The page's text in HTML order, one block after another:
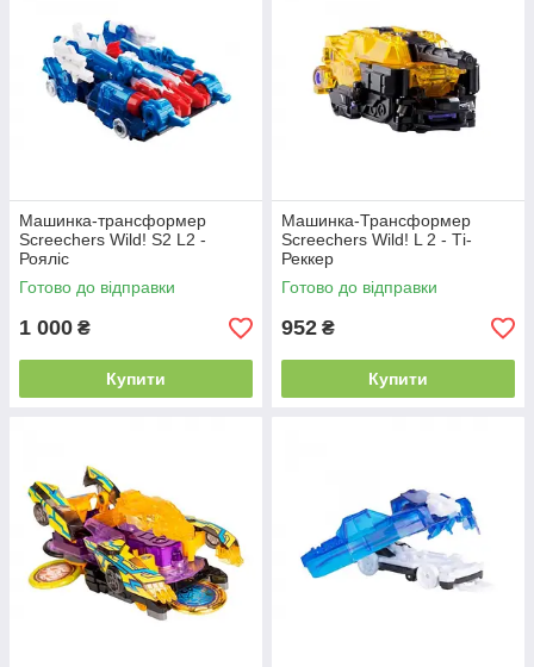
Машинка-трансформер
Screechers Wild! S2 L2 -
Рояліс
Готово до відправки
1 000 ₴
Купити
Машинка-Трансформер
Screechers Wild! L 2 - Ті-
Реккер
Готово до відправки
952 ₴
Купити